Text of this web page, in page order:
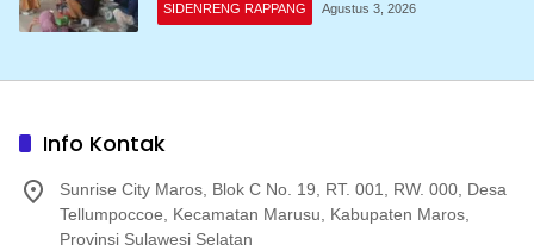
SIDENRENG RAPPANG Agustus 3, 2026
Info Kontak
Sunrise City Maros, Blok C No. 19, RT. 001, RW. 000, Desa
Tellumpoccoe, Kecamatan Marusu, Kabupaten Maros,
Provinsi Sulawesi Selatan